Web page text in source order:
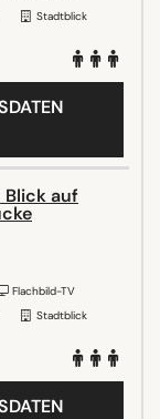
Stadtblick
Blick auf
Flachbild-TV
Stadtblick